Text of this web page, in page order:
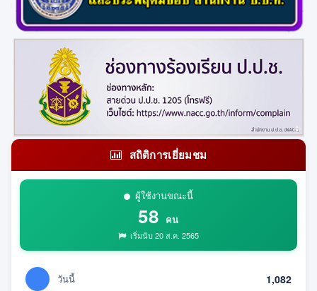
สถิติการเยี่ยมชม
ผู้ใช้งานขณะนี้
58 คน
เริ่มนับ 20 ส.ค. 2565
วันนี้ 1,082